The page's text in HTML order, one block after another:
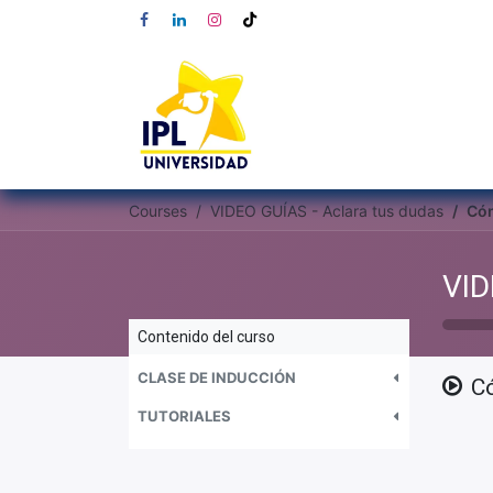
Courses VIDEO GUÍAS - Aclara tus dudas
Contenido del curso
CLASE DE INDUCCIÓN
TUTORIALES